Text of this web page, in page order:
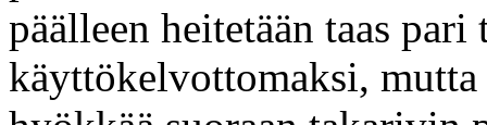
päälleen heitetään taas
käyttökelvottomaksi, mutta